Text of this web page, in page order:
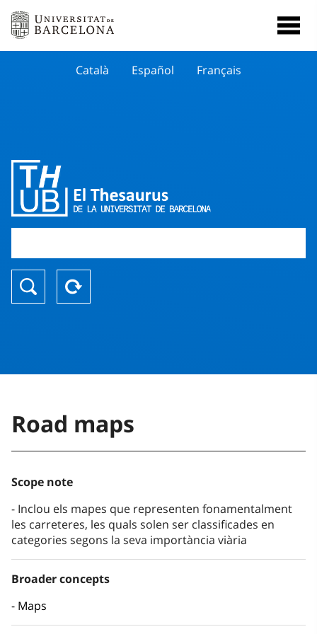
Català Español Français
Road maps
Scope note
Inclou els mapes que representen fonamentalment
les carreteres, les quals solen ser classificades en
categories segons la seva importància viària
Broader concepts
Maps